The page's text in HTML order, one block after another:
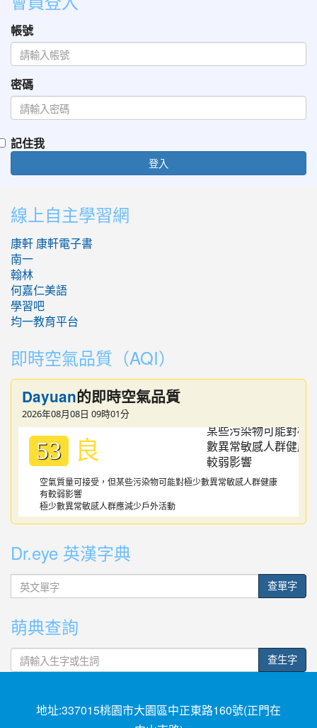
帳號
密碼
記住我
登入
:::
線上自主學習網
康軒 康軒電子書
南一
翰林
何嘉仁美語
學習吧
均一教育平台
即時空氣品質（AQI）
Dayuan的即時空氣品質
2026年08月08日 09時01分
53 良
空氣質量可接受，但某些污染物可能對極少數異常敏感人群健康
有較弱影響
極少數異常敏感人群應減少戶外活動
Dr.eye 英漢字典
英
文
字
查單字
萌典查詢
查生字
地址:337015桃園市大園區中正東路160號(正門在